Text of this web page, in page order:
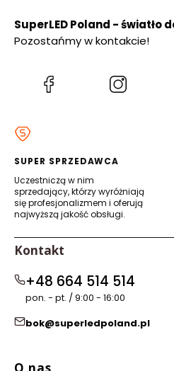
SuperLED Poland - światło
Pozostańmy w kontakcie!
(Otwiera
SUPER SPRZEDAWCA
Uczestniczą w nim
sprzedający, którzy wyróżniają
się profesjonalizmem i oferują
najwyższą jakość obsługi.
Kontakt
+48 664 514 514
pon. - pt. / 9:00 - 16:00
bok@superledpoland.pl
Linki w stopce
O nas